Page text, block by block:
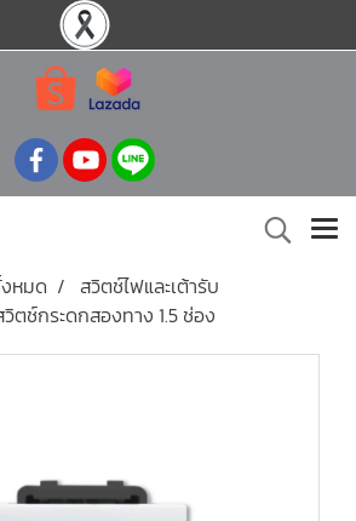
หมด
สวิตช์ไฟและเต้ารับ
ตช์กระดกสองทาง 1.5 ช่อง